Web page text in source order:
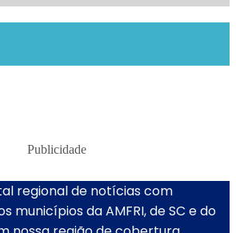
Publicidade
regional de notícias com
municípios da AMFRI, de SC e do